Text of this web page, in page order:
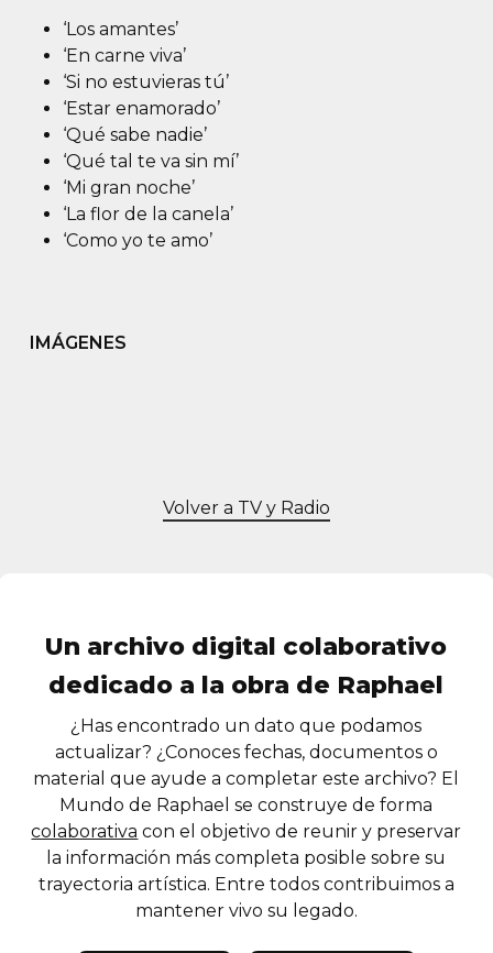
‘Los amantes’
‘En carne viva’
‘Si no estuvieras tú’
‘Estar enamorado’
‘Qué sabe nadie’
‘Qué tal te va sin mí’
‘Mi gran noche’
‘La flor de la canela’
‘Como yo te amo’
IMÁGENES
Volver a TV y Radio
Un archivo digital colaborativo
dedicado a la obra de Raphael
¿Has encontrado un dato que podamos
actualizar? ¿Conoces fechas, documentos o
material que ayude a completar este archivo? El
Mundo de Raphael se construye de forma
colaborativa con el objetivo de reunir y preservar
la información más completa posible sobre su
trayectoria artística. Entre todos contribuimos a
mantener vivo su legado.